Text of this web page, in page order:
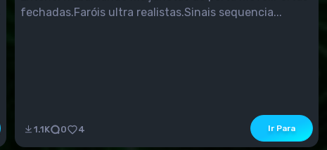
fechadas.Faróis ultra realistas.Sinais sequencia...
1.1K 0 4 Ir Para